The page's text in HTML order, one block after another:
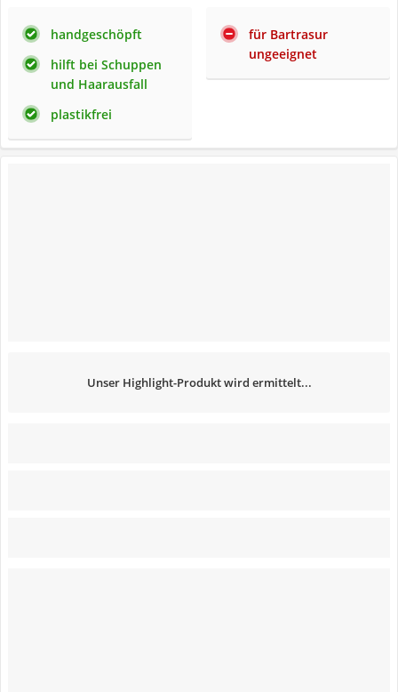
handgeschöpft
hilft bei Schuppen
und Haarausfall
plastikfrei
für Bartrasur
ungeeignet
Unser Highlight-Produkt wird ermittelt...